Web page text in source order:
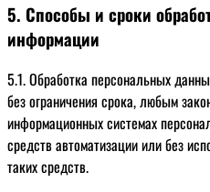
5. Способы и сроки
информации
5.1. Обработка персональных
без ограничения срока, любым
информационных системах
средств автоматизации или без
таких средств.